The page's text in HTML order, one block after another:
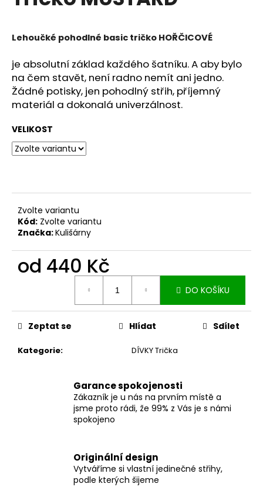
5Lehoučké pohodlné basic tričko HOŘČICOVÉ
je absolutní základ každého šatníku. A aby bylo
na čem stavět, není radno nemít ani jedno.
Žádné potisky, jen pohodlný střih, příjemný
materiál a dokonalá univerzálnost.
VELIKOST
Zvolte variantu
Kód: Zvolte variantu
Značka:Kulišárny
od 440 Kč
DO KOŠÍKU
Kategorie: DÍVKY Trička
Zeptat se Hlídat Sdílet
Garance spokojenosti
Zákazník je u nás na prvním místě a
jsme proto rádi, že 99% z Vás je s námi
spokojeno
Originální design
Vytváříme si vlastní jedinečné střihy,
podle kterých šijeme
j
í
t
?
p
o
u
č
m
e